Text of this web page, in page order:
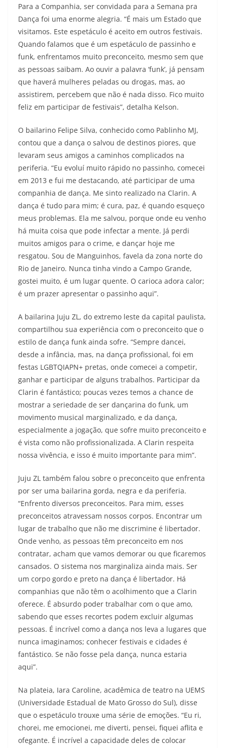
Para a Companhia, ser convidada para a Semana pra
Dança foi uma enorme alegria. “É mais um Estado que
visitamos. Este espetáculo é aceito em outros festivais.
Quando falamos que é um espetáculo de passinho e
funk, enfrentamos muito preconceito, mesmo sem que
as pessoas saibam. Ao ouvir a palavra ‘funk’, já pensam
que haverá mulheres peladas ou drogas, mas, ao
assistirem, percebem que não é nada disso. Fico muito
feliz em participar de festivais”, detalha Kelson.
O bailarino Felipe Silva, conhecido como Pablinho MJ,
contou que a dança o salvou de destinos piores, que
levaram seus amigos a caminhos complicados na
periferia. “Eu evoluí muito rápido no passinho, comecei
em 2013 e fui me destacando, até participar de uma
companhia de dança. Me sinto realizado na Clarin. A
dança é tudo para mim; é cura, paz, é quando esqueço
meus problemas. Ela me salvou, porque onde eu venho
há muita coisa que pode infectar a mente. Já perdi
muitos amigos para o crime, e dançar hoje me
resgatou. Sou de Manguinhos, favela da zona norte do
Rio de Janeiro. Nunca tinha vindo a Campo Grande,
gostei muito, é um lugar quente. O carioca adora calor;
é um prazer apresentar o passinho aqui”.
A bailarina Juju ZL, do extremo leste da capital paulista,
compartilhou sua experiência com o preconceito que o
estilo de dança funk ainda sofre. “Sempre dancei,
desde a infância, mas, na dança profissional, foi em
festas LGBTQIAPN+ pretas, onde comecei a competir,
ganhar e participar de alguns trabalhos. Participar da
Clarin é fantástico; poucas vezes temos a chance de
mostrar a seriedade de ser dançarina do funk, um
movimento musical marginalizado, e da dança,
especialmente a jogação, que sofre muito preconceito e
é vista como não profissionalizada. A Clarin respeita
nossa vivência, e isso é muito importante para mim”.
Juju ZL também falou sobre o preconceito que enfrenta
por ser uma bailarina gorda, negra e da periferia.
“Enfrento diversos preconceitos. Para mim, esses
preconceitos atravessam nossos corpos. Encontrar um
lugar de trabalho que não me discrimine é libertador.
Onde venho, as pessoas têm preconceito em nos
contratar, acham que vamos demorar ou que ficaremos
cansados. O sistema nos marginaliza ainda mais. Ser
um corpo gordo e preto na dança é libertador. Há
companhias que não têm o acolhimento que a Clarin
oferece. É absurdo poder trabalhar com o que amo,
sabendo que esses recortes podem excluir algumas
pessoas. É incrível como a dança nos leva a lugares que
nunca imaginamos; conhecer festivais e cidades é
fantástico. Se não fosse pela dança, nunca estaria
aqui”.
Na plateia, Iara Caroline, acadêmica de teatro na UEMS
(Universidade Estadual de Mato Grosso do Sul), disse
que o espetáculo trouxe uma série de emoções. “Eu ri,
chorei, me emocionei, me diverti, pensei, fiquei aflita e
ofegante. É incrível a capacidade deles de colocar